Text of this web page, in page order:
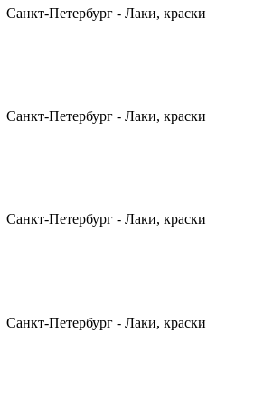
Санкт-Петербург - Лаки, краски
Санкт-Петербург - Лаки, краски
Санкт-Петербург - Лаки, краски
Санкт-Петербург - Лаки, краски